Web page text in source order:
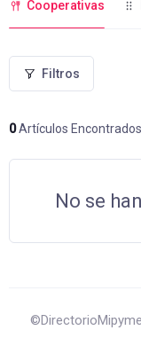
Cooperativas
Filtros
0Artículos Encontrados
No se